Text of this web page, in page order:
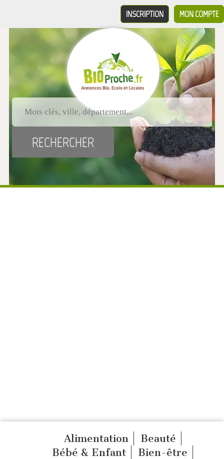
MON COMPTE
INSCRIPTION
Alimentation
Beauté
Bébé & Enfant
Bien-être